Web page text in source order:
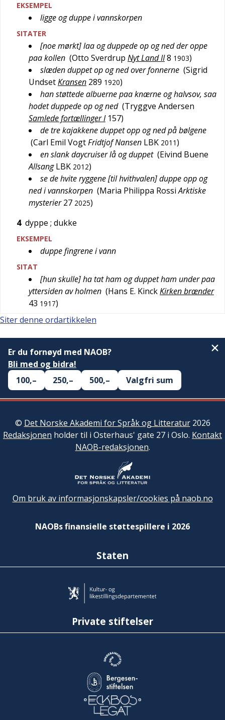
EKSEMPEL
ligge og duppe i vannskorpen
SITATER
[noe mørkt] laa og duppede op og ned der oppe
paa kollen (Otto Sverdrup Nyt Land II8 1903)
slæden duppet op og ned over fonnerne (Sigrid
UndsetKransen 289 1920)
han støttede albuerne paa knærne og halvsov, saa
hodet duppede op og ned (Tryggve Andersen
Samlede fortællinger I 157)
de tre kajakkene duppet opp og ned på bølgene
(Carl Emil VogtFridtjof Nansen LBK 2011)
en slank daycruiser lå og duppet (Eivind Buene
Allsang LBK 2012)
se de hvite ryggene [til hvithvalen] duppe opp og
ned i vannskorpen (Maria Philippa Rossi Arktiske
mysterier 27 2025)
4 dyppe ; dukke
EKSEMPEL
duppe fingrene i vann
SITAT
[hun skulle] ha tat ham og duppet ham under paa
yttersiden av holmen (Hans E. KinckKirken brænder
43 1917)
Siter denne ordartikkelen
Er du fornøyd med NAOB?
Bli med og bidra!
100,–
250,– 500,– Valgfri sum
© Det Norske Akademi for Språk og Litteratur2026
Redaksjonen holder til i Osterhaus' gate 27 i Oslo. Kontakt
NAOB-redaksjonen.
Om bruk av informasjonskapsler/cookies på naob.no
NAOBs finansielle støttespillere i 2026
Staten
Private stiftelser